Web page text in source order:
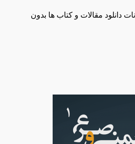
دانلود مقالات و کتاب ها بدون